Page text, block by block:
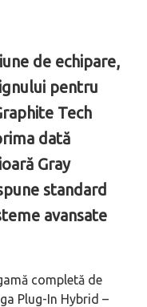
de echipare,
pentru
Tech
dată
Gray
standard
avansate
completă de
Plug-In Hybrid –